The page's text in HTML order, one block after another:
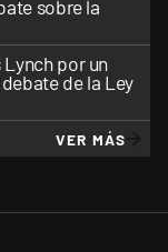
sobre la
por un
de la Ley
VER MÁS